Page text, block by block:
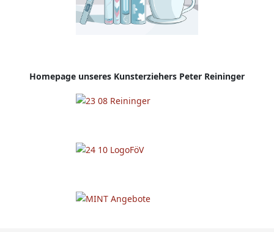
Homepage unseres Kunsterziehers Peter Reininger